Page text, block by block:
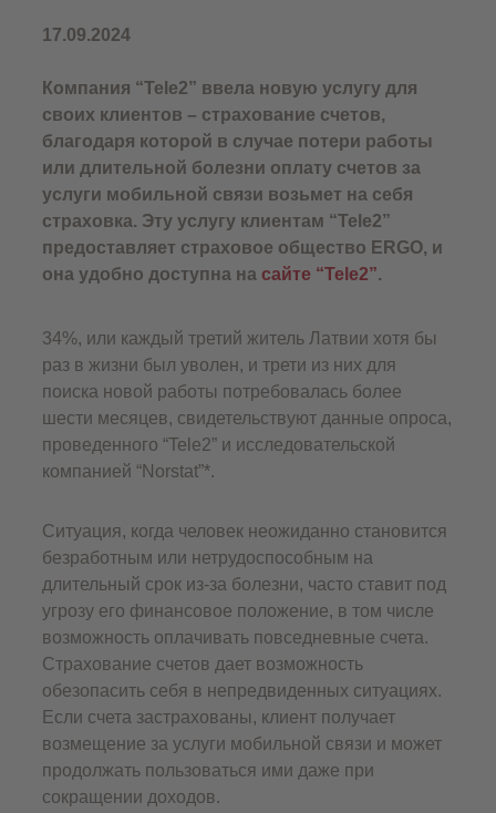
17.09.2024
Компания “Tele2” ввела новую услугу для
своих клиентов – страхование счетов,
благодаря которой в случае потери работы
или длительной болезни оплату счетов за
услуги мобильной связи возьмет на себя
страховка. Эту услугу клиентам “Tele2”
предоставляет страховое общество ERGO, и
она удобно доступна на сайте “Tele2”.
34%, или каждый третий житель Латвии хотя бы
раз в жизни был уволен, и трети из них для
поиска новой работы потребовалась более
шести месяцев, свидетельствуют данные опроса,
проведенного “Tele2” и исследовательской
компанией “Norstat”*.
Ситуация, когда человек неожиданно становится
безработным или нетрудоспособным на
длительный срок из-за болезни, часто ставит под
угрозу его финансовое положение, в том числе
возможность оплачивать повседневные счета.
Страхование счетов дает возможность
обезопасить себя в непредвиденных ситуациях.
Если счета застрахованы, клиент получает
возмещение за услуги мобильной связи и может
продолжать пользоваться ими даже при
сокращении доходов.